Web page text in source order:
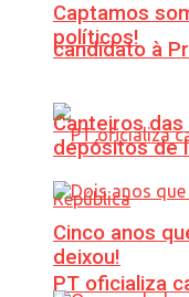
candidato à
PT oficializa
Captamos
políticos!
Canteiros
depósitos de
Cinco anos
deixou!